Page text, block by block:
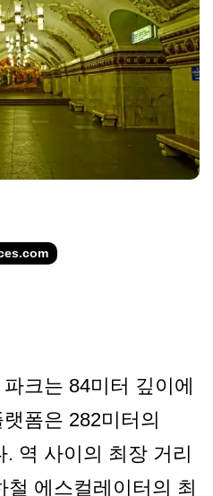
크는 84미터 깊이에
폼은 282미터의
역 사이의 최장 거리
철 에스컬레이터의 최